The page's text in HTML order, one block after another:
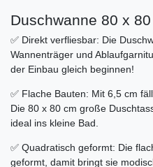
Duschwanne 80 x
✅ Direkt verfliesbar: Die
Wannenträger und
der Einbau gleich beginnen!
✅ Flache Bauten: Mit 6,5 cm
Die 80 x 80 cm große
ideal ins kleine Bad.
✅ Quadratisch geformt: Die
geformt, damit bringt sie